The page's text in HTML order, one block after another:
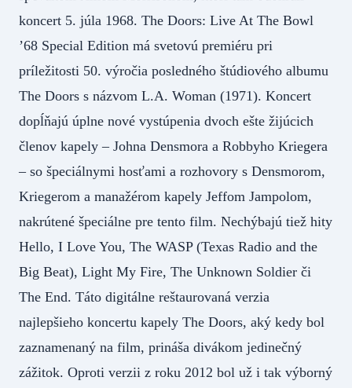
koncert 5. júla 1968. The Doors: Live At The Bowl
’68 Special Edition má svetovú premiéru pri
príležitosti 50. výročia posledného štúdiového albumu
The Doors s názvom L.A. Woman (1971). Koncert
dopĺňajú úplne nové vystúpenia dvoch ešte žijúcich
členov kapely – Johna Densmora a Robbyho Kriegera
– so špeciálnymi hosťami a rozhovory s Densmorom,
Kriegerom a manažérom kapely Jeffom Jampolom,
nakrútené špeciálne pre tento film. Nechýbajú tiež hity
Hello, I Love You, The WASP (Texas Radio and the
Big Beat), Light My Fire, The Unknown Soldier či
The End. Táto digitálne reštaurovaná verzia
najlepšieho koncertu kapely The Doors, aký kedy bol
zaznamenaný na film, prináša divákom jedinečný
zážitok. Oproti verzii z roku 2012 bol už i tak výborný